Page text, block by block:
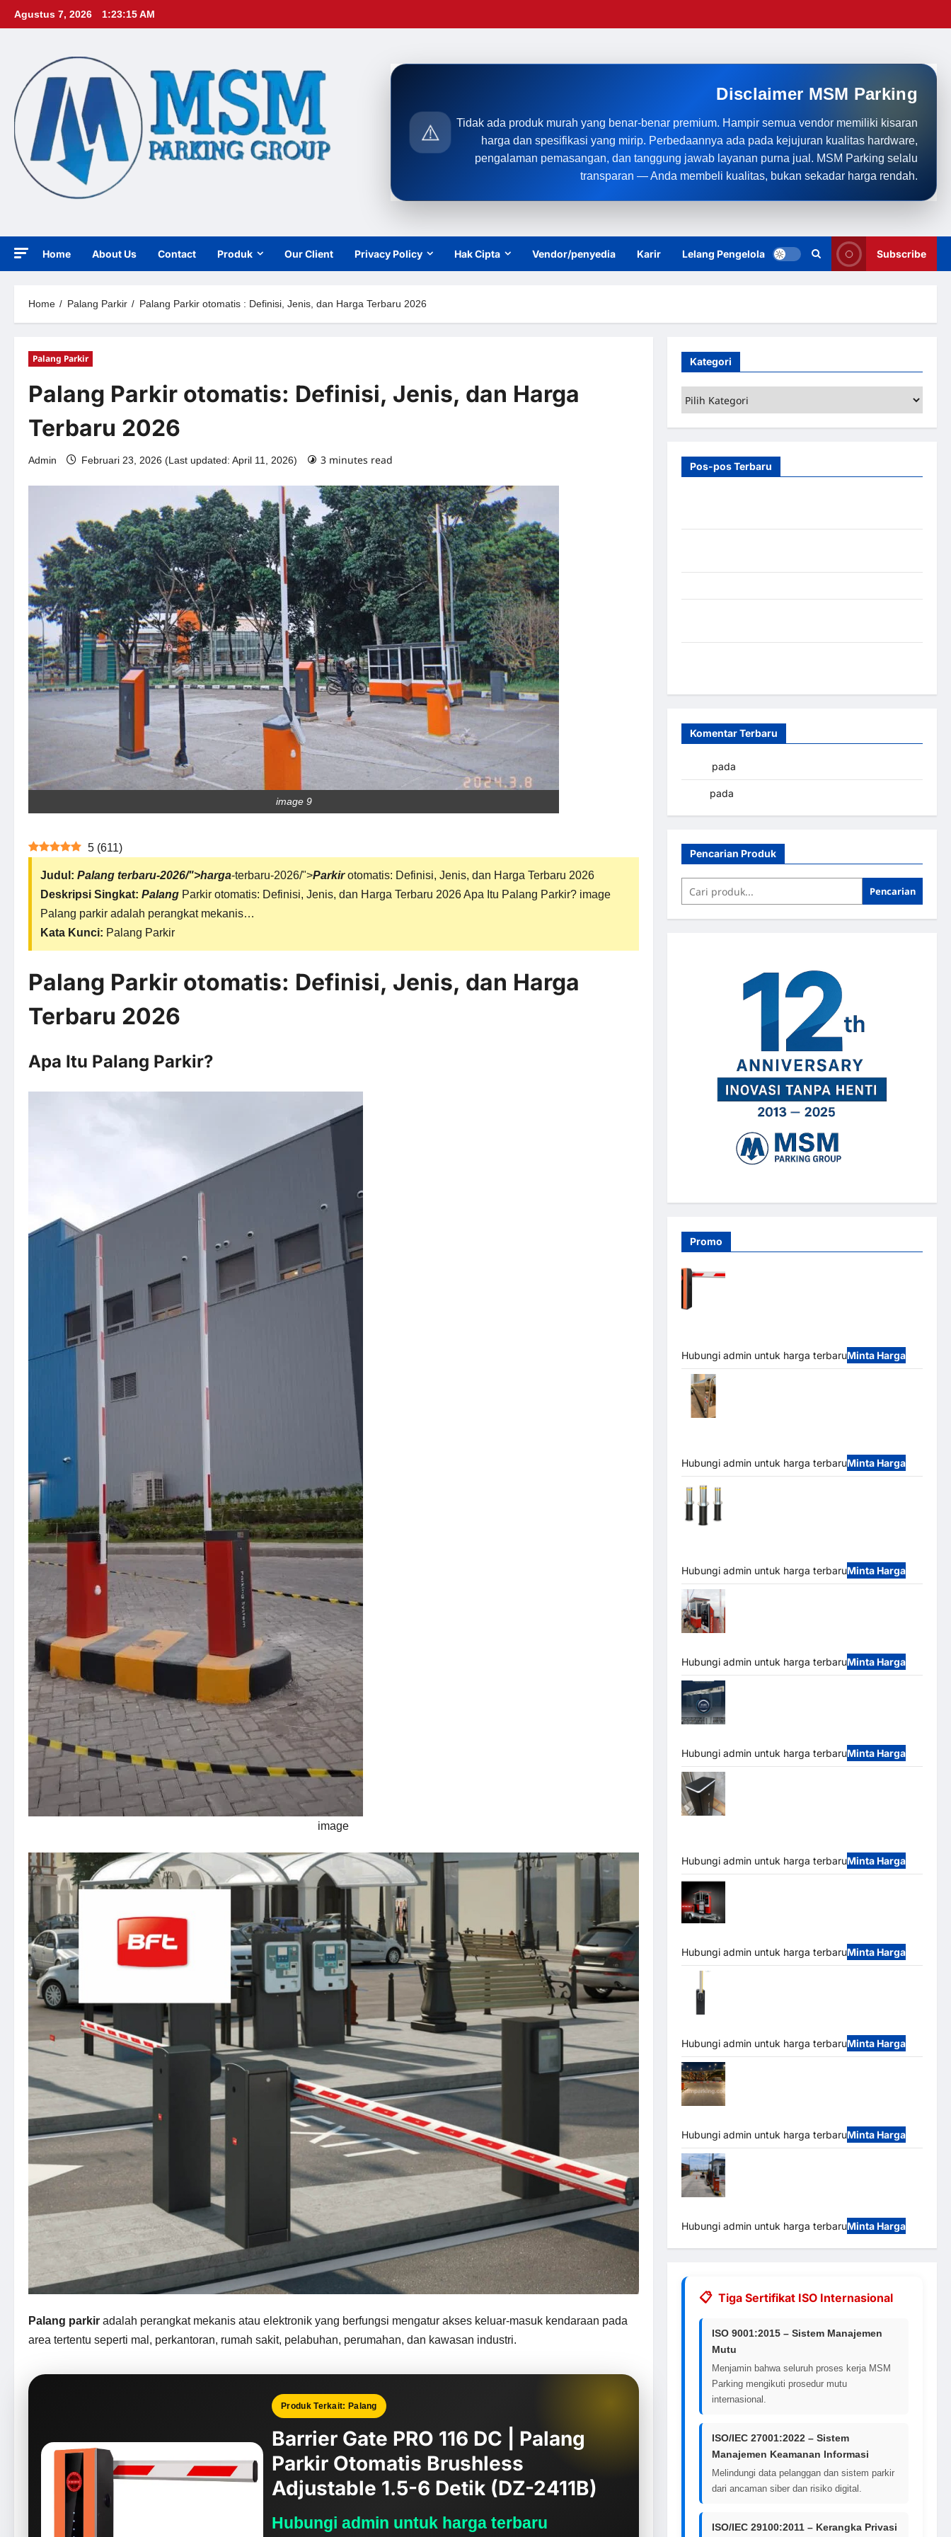
Agustus 7, 2026 1:23:17 AM
⚠️
Disclaimer MSM Parking
Tidak ada produk murah yang benar-benar premium. Hampir semua vendor memiliki kisaran
harga dan spesifikasi yang mirip. Perbedaannya ada pada kejujuran kualitas hardware,
pengalaman pemasangan, dan tanggung jawab layanan purna jual. MSM Parking selalu
transparan — Anda membeli kualitas, bukan sekadar harga rendah.
Home About Us Contact Produk Our Client Privacy Policy Hak Cipta Vendor/penyedia Karir Lelang Pengelola Subscribe
Home Palang Parkir Palang Parkir otomatis : Definisi, Jenis, dan Harga Terbaru 2026
Palang Parkir
Palang Parkir otomatis: Definisi, Jenis, dan Harga
Terbaru 2026
Admin Februari 23, 2026 (Last updated: April 11, 2026) 3 minutes read
image 9
5 (611)
Judul: Palang terbaru-2026/">harga-terbaru-2026/">Parkirotomatis: Definisi, Jenis, dan Harga Terbaru 2026
Deskripsi Singkat: Palang Parkir otomatis: Definisi, Jenis, dan Harga Terbaru 2026 Apa Itu Palang Parkir? image
Palang parkir adalah perangkat mekanis…
Kata Kunci: Palang Parkir
Palang Parkir otomatis: Definisi, Jenis, dan Harga
Terbaru 2026
Apa Itu Palang Parkir?
image
Palang parkir adalah perangkat mekanis atau elektronik yang berfungsi mengatur akses keluar-masuk kendaraan pada
area tertentu seperti mal, perkantoran, rumah sakit, pelabuhan, perumahan, dan kawasan industri.
Produk Terkait: Palang
Barrier Gate PRO 116 DC | Palang
Parkir Otomatis Brushless
Adjustable 1.5-6 Detik (DZ-2411B)
Hubungi admin untuk harga terbaru
Kategori
Pos-pos Terbaru
Komentar Terbaru
pada
pada
Pencarian Produk
Pencarian
Promo
Hubungi admin untuk harga terbaruMinta Harga
Hubungi admin untuk harga terbaruMinta Harga
Hubungi admin untuk harga terbaruMinta Harga
Hubungi admin untuk harga terbaruMinta Harga
Hubungi admin untuk harga terbaruMinta Harga
Hubungi admin untuk harga terbaruMinta Harga
Hubungi admin untuk harga terbaruMinta Harga
Hubungi admin untuk harga terbaruMinta Harga
Hubungi admin untuk harga terbaruMinta Harga
Hubungi admin untuk harga terbaruMinta Harga
Tiga Sertifikat ISO Internasional
ISO 9001:2015 – Sistem Manajemen
Mutu
Menjamin bahwa seluruh proses kerja MSM
Parking mengikuti prosedur mutu
internasional.
ISO/IEC 27001:2022 – Sistem
Manajemen Keamanan Informasi
Melindungi data pelanggan dan sistem parkir
dari ancaman siber dan risiko digital.
ISO/IEC 29100:2011 – Kerangka Privasi